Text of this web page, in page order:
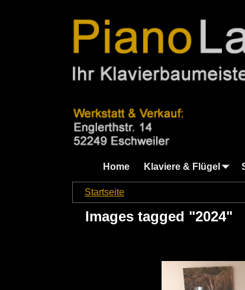
Home Klaviere & Flügel
Startseite
Images tagged "2024"